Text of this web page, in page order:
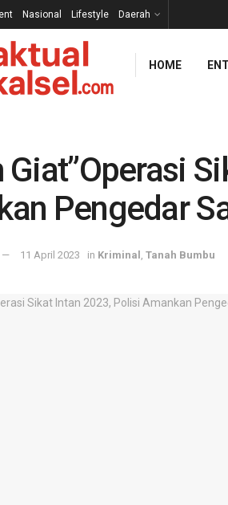
Nasional Lifestyle Daerah
HOME
Giat”Operasi
Pengedar
11 April 2023 in Kriminal Tanah Bumbu